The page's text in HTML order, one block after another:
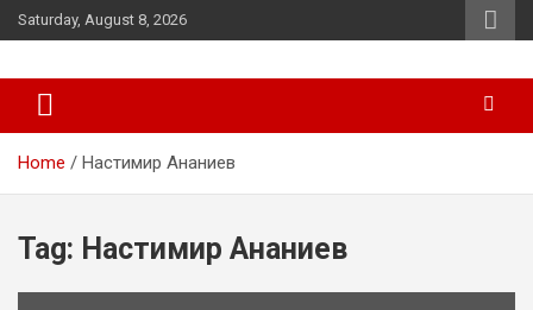
Skip
to
Saturday, August 8, 2026
d7-news.com
Home Настимир Ананиев
Tag: Настимир Ананиев